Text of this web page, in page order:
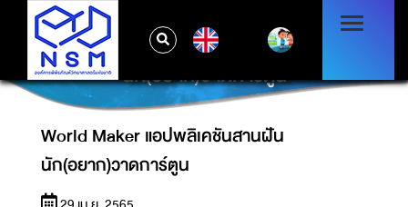
WORLD MAKER แอปพลิเคชันสานฝัน
นัก(อยาก)วาดการ์ตูน
World Maker แอปพลิเคชันสานฝัน
นัก(อยาก)วาดการ์ตูน